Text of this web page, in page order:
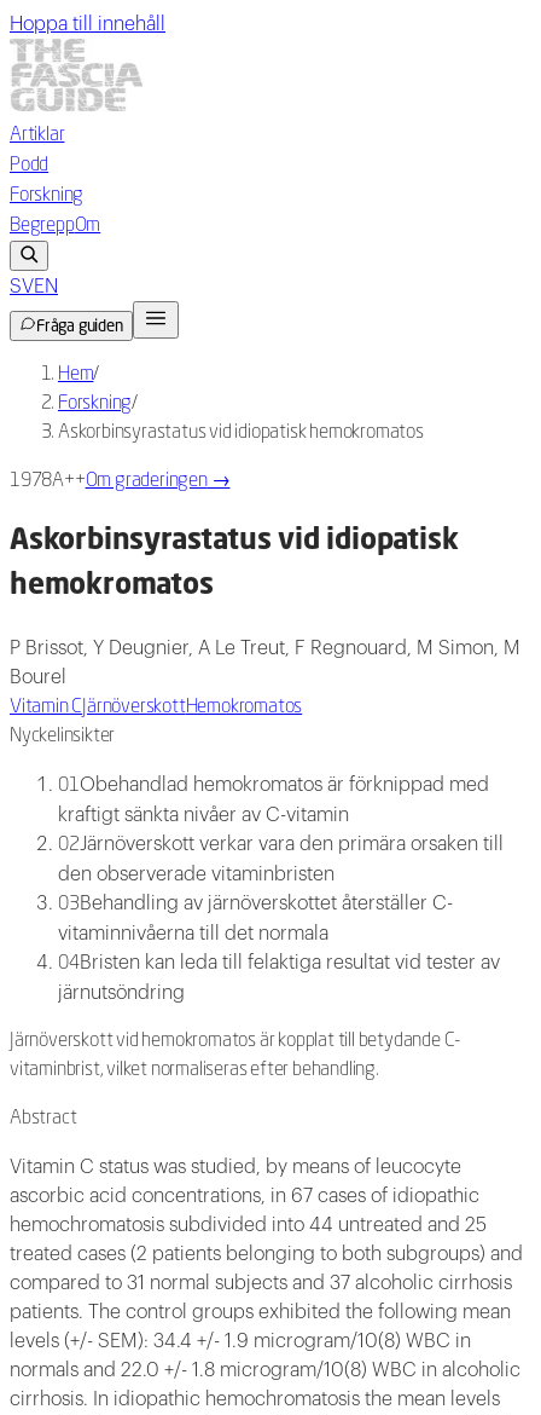
Hoppa till innehåll
Artiklar
Podd
Forskning
BegreppOm
SVEN
Fråga guiden
Hem/
Forskning/
Askorbinsyrastatus vid idiopatisk hemokromatos
1978A++Om graderingen→
Askorbinsyrastatus vid idiopatisk
hemokromatos
P Brissot, Y Deugnier, A Le Treut, F Regnouard, M Simon, M
Bourel
Vitamin C JärnöverskottHemokromatos
Nyckelinsikter
01Obehandlad hemokromatos är förknippad med
kraftigt sänkta nivåer av C-vitamin
02 Järnöverskott verkar vara den primära orsaken till
den observerade vitaminbristen
03Behandling av järnöverskottet återställer C-
vitaminnivåerna till det normala
04Bristen kan leda till felaktiga resultat vid tester av
järnutsöndring
Järnöverskott vid hemokromatos är kopplat till betydande C-
vitaminbrist, vilket normaliseras efter behandling.
Abstract
Vitamin C status was studied, by means of leucocyte
ascorbic acid concentrations, in 67 cases of idiopathic
hemochromatosis subdivided into 44 untreated and 25
treated cases (2 patients belonging to both subgroups) and
compared to 31 normal subjects and 37 alcoholic cirrhosis
patients. The control groups exhibited the following mean
levels (+/- SEM): 34.4 +/- 1.9 microgram/10(8) WBC in
normals and 22.0 +/- 1.8 microgram/10(8) WBC in alcoholic
cirrhosis. In idiopathic hemochromatosis the mean levels